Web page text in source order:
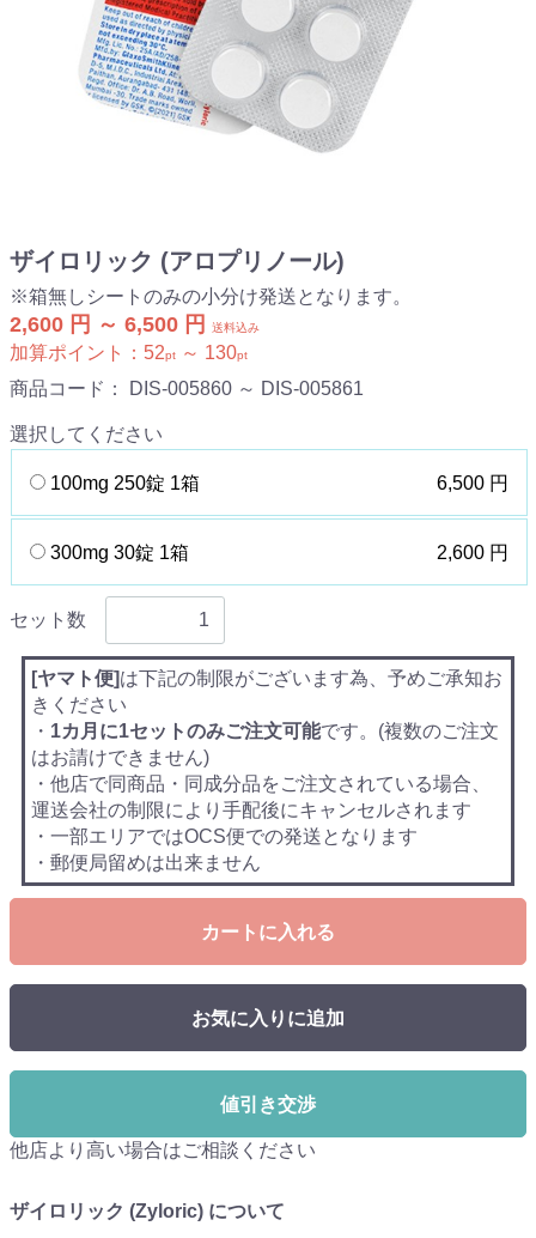
ザイロリック (アロプリノール)
※箱無しシートのみの小分け発送となります。
2,600 円 ～ 6,500 円 送料込み
加算ポイント： 52pt ～ 130pt
商品コード： DIS-005860 ～ DIS-005861
選択してください
100mg 250錠 1箱 6,500 円
300mg 30錠 1箱 2,600 円
セット数
[ヤマト便]は下記の制限がございます為、予めご承知お
きください
・ 1カ月に1セットのみご注文可能です。(複数のご注文
はお請けできません)
・他店で同商品・同成分品をご注文されている場合、
運送会社の制限により手配後にキャンセルされます
・一部エリアではOCS便での発送となります
・郵便局留めは出来ません
カートに入れる
お気に入りに追加
値引き交渉
他店より高い場合はご相談ください
ザイロリック (Zyloric) について